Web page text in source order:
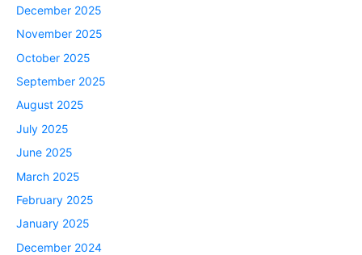
December 2025
November 2025
October 2025
September 2025
August 2025
July 2025
June 2025
March 2025
February 2025
January 2025
December 2024